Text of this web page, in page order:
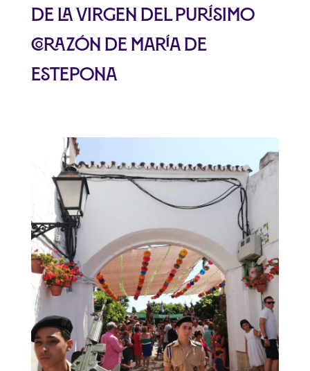
de la Virgen del Purísimo
Corazón de María de
Estepona